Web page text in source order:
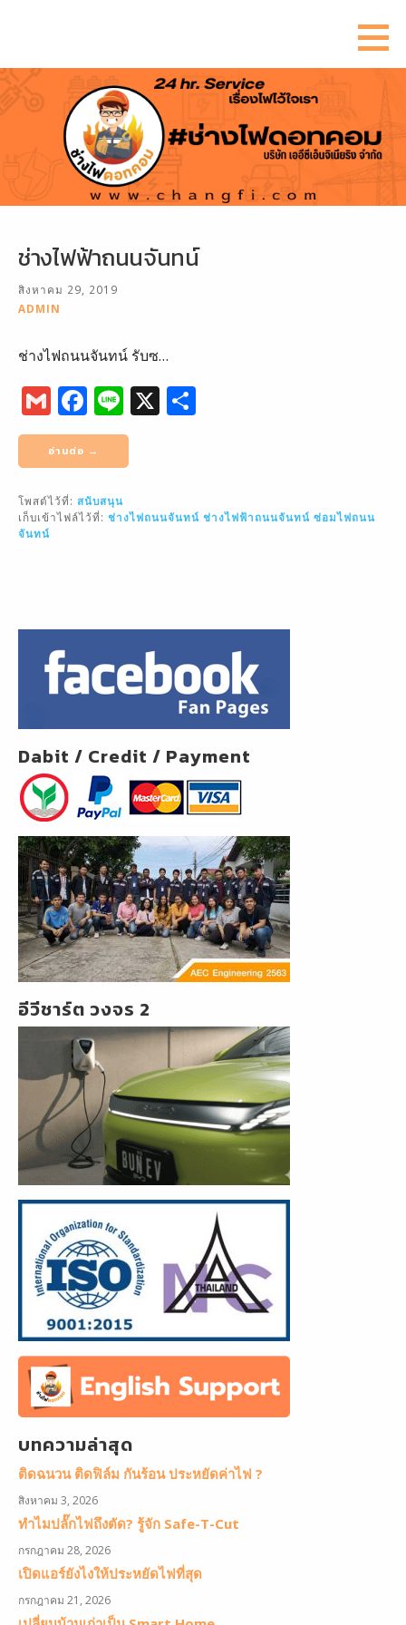
ยัง
เนื้อหา
ช่างไฟฟ้าถนนจันทน์
สิงหาคม 29, 2019
ADMIN
ช่างไฟถนนจันทน์ รับซ…
G
m
ai
l
F
a
c
e
b
Li
n
e
X
อ่านต่อ →
โพสต์ไว้ที่: สนับสนุน
เก็บเข้าไฟล์ไว้ที่: ช่างไฟถนนจันทน์ ช่างไฟฟ้าถนนจันทน์ ซ่อมไฟถนน
จันทน์
Dabit / Credit / Payment
อีวีชาร์ต วงจร 2
บทความล่าสุด
ติดฉนวน ติดฟิล์ม กันร้อน ประหยัดค่าไฟ ?
สิงหาคม 3, 2026
ทำไมปลั๊กไฟถึงตัด? รู้จัก Safe-T-Cut
กรกฎาคม 28, 2026
เปิดแอร์ยังไงให้ประหยัดไฟที่สุด
กรกฎาคม 21, 2026